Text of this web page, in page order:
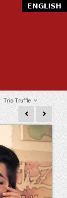
Trio Truffle
ENGLISH